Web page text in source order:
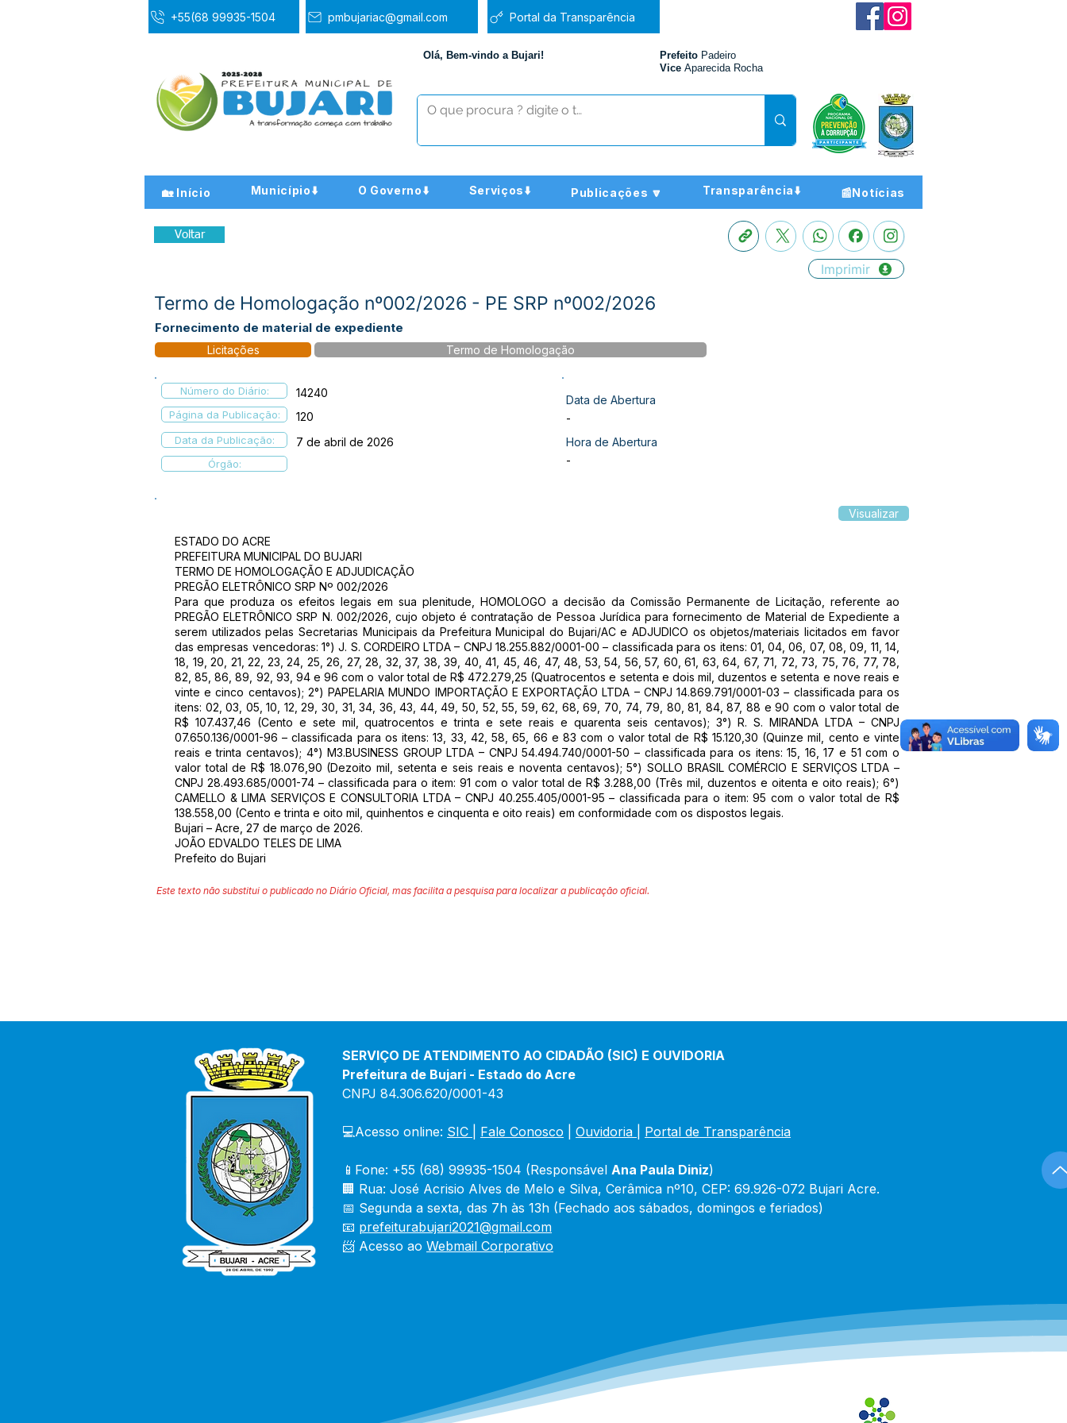
+55(68 99935-1504 pmbujariac@gmail.com Portal da Transparência
Olá, Bem-vindo a Bujari! Prefeito Padeiro
Vice Aparecida Rocha
🏡 Início Município⬇️ O Governo⬇️ Serviços⬇️ Publicações 🔽 Transparência⬇️ 📰Notícias
Voltar
Imprimir
Termo de Homologação nº002/2026 - PE SRP nº002/2026
Fornecimento de material de expediente
Licitações Termo de Homologação
Número do Diário: 14240
Página da Publicação: 120
Data da Publicação: 7 de abril de 2026
Órgão:
Data de Abertura
-
Hora de Abertura
-
Visualizar
ESTADO DO ACRE
PREFEITURA MUNICIPAL DO BUJARI
TERMO DE HOMOLOGAÇÃO E ADJUDICAÇÃO
PREGÃO ELETRÔNICO SRP Nº 002/2026
Para que produza os efeitos legais em sua plenitude, HOMOLOGO a decisão da Comissão Permanente de Licitação, referente ao
PREGÃO ELETRÔNICO SRP N. 002/2026, cujo objeto é contratação de Pessoa Jurídica para fornecimento de Material de Expediente a
serem utilizados pelas Secretarias Municipais da Prefeitura Municipal do Bujari/AC e ADJUDICO os objetos/materiais licitados em favor
das empresas vencedoras: 1°) J. S. CORDEIRO LTDA – CNPJ 18.255.882/0001-00 – classificada para os itens: 01, 04, 06, 07, 08, 09, 11, 14,
18, 19, 20, 21, 22, 23, 24, 25, 26, 27, 28, 32, 37, 38, 39, 40, 41, 45, 46, 47, 48, 53, 54, 56, 57, 60, 61, 63, 64, 67, 71, 72, 73, 75, 76, 77, 78,
82, 85, 86, 89, 92, 93, 94 e 96 com o valor total de R$ 472.279,25 (Quatrocentos e setenta e dois mil, duzentos e setenta e nove reais e
vinte e cinco centavos); 2°) PAPELARIA MUNDO IMPORTAÇÃO E EXPORTAÇÃO LTDA – CNPJ 14.869.791/0001-03 – classificada para os
itens: 02, 03, 05, 10, 12, 29, 30, 31, 34, 36, 43, 44, 49, 50, 52, 55, 59, 62, 68, 69, 70, 74, 79, 80, 81, 84, 87, 88 e 90 com o valor total de
R$ 107.437,46 (Cento e sete mil, quatrocentos e trinta e sete reais e quarenta seis centavos); 3°) R. S. MIRANDA LTDA – CNPJ
07.650.136/0001-96 – classificada para os itens: 13, 33, 42, 58, 65, 66 e 83 com o valor total de R$ 15.120,30 (Quinze mil, cento e vinte
reais e trinta centavos); 4°) M3.BUSINESS GROUP LTDA – CNPJ 54.494.740/0001-50 – classificada para os itens: 15, 16, 17 e 51 com o
valor total de R$ 18.076,90 (Dezoito mil, setenta e seis reais e noventa centavos); 5°) SOLLO BRASIL COMÉRCIO E SERVIÇOS LTDA –
CNPJ 28.493.685/0001-74 – classificada para o item: 91 com o valor total de R$ 3.288,00 (Três mil, duzentos e oitenta e oito reais); 6°)
CAMELLO & LIMA SERVIÇOS E CONSULTORIA LTDA – CNPJ 40.255.405/0001-95 – classificada para o item: 95 com o valor total de R$
138.558,00 (Cento e trinta e oito mil, quinhentos e cinquenta e oito reais) em conformidade com os dispostos legais.
Bujari – Acre, 27 de março de 2026.
JOÃO EDVALDO TELES DE LIMA
Prefeito do Bujari
Este texto não substitui o publicado no Diário Oficial, mas facilita a pesquisa para localizar a publicação oficial.
SERVIÇO DE ATENDIMENTO AO CIDADÃO (SIC) E OUVIDORIA
Prefeitura de Bujari - Estado do Acre
CNPJ 84.306.620/0001-43
💻Acesso online: SIC Fale Conosco Ouvidoria Portal de Transparência
📱Fone: +55 (68) 99935-1504 (Responsável Ana Paula Diniz)
🏢 Rua: José Acrisio Alves de Melo e Silva, Cerâmica nº10, CEP: 69.926-072 Bujari Acre.
📅 Segunda a sexta, das 7h às 13h (Fechado aos sábados, domingos e feriados)
📧 prefeiturabujari2021@gmail.com
📨 Acesso ao Webmail Corporativo